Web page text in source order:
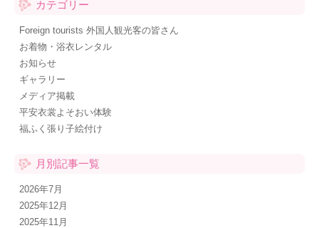
カテゴリー
Foreign tourists 外国人観光客の皆さん
お着物・浴衣レンタル
お知らせ
ギャラリー
メディア掲載
平安衣裳よそおい体験
福ふく張り子絵付け
月別記事一覧
2026年7月
2025年12月
2025年11月